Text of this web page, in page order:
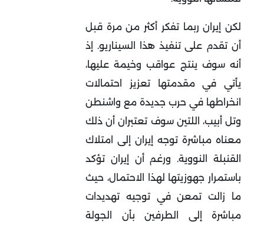
لكن إيران ربما تفكر أكثر من مرة قبل
أن تقدم على تنفيذ هذا السيناريو. إذ
أنه سوف ينتج عواقب وخيمة عليها،
يأتي في مقدمتها تعزيز احتمالات
انخراطها في حرب جديدة مع واشنطن
وتل أبيب، اللتين سوف تعتبران أن ذلك
معناه مباشرة توجه إيران إلى امتلاك
القنبلة النووية. ورغم أن إيران تؤكد
باستمرار جهوزيتها لهذا الاحتمال، حيث
ما زالت تمعن في توجيه تهديدات
مباشرة إلى الطرفين بأن الجولة